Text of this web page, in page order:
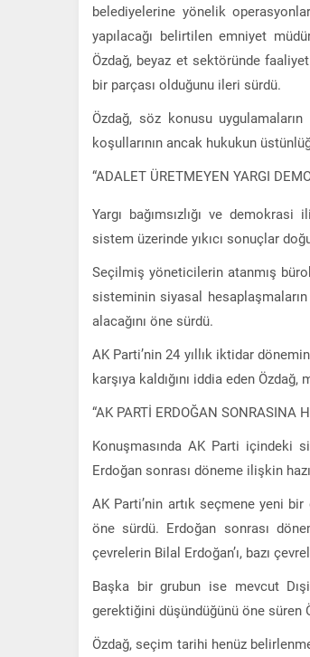
belediyelerine yönelik
yapılacağı belirtilen emniyet
Özdağ, beyaz et sektöründe
bir parçası olduğunu ileri sürdü.
Özdağ, söz konusu
koşullarının ancak hukukun
“ADALET ÜRETMEYEN YARGI
Yargı bağımsızlığı ve
sistem üzerinde yıkıcı sonuçlar
Seçilmiş yöneticilerin atanmış
sisteminin siyasal
alacağını öne sürdü.
AK Parti’nin 24 yıllık iktidar
karşıya kaldığını iddia eden
“AK PARTİ ERDOĞAN SONRASINA
Konuşmasında AK Parti içindeki
Erdoğan sonrası döneme ilişkin
AK Parti’nin artık seçmene yeni
öne sürdü. Erdoğan sonrası
çevrelerin Bilal Erdoğan’ı, bazı
Başka bir grubun ise mevcut
gerektiğini düşündüğünü öne
Özdağ, seçim tarihi henüz